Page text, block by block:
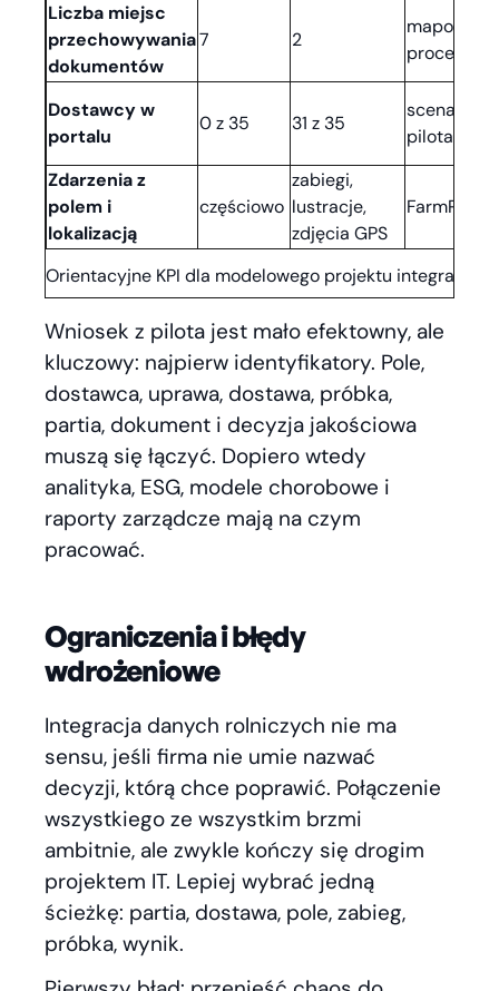
Orientacyjne KPI dla modelowego projektu integracji
Liczba miejsc
przechowywania
dokumentów
7 2
procesu
Dostawcy w
portalu
0 z 35 31 z 35
scenariusz
pilota
Zdarzenia z
polem i
lokalizacją
częściowo
zabiegi,
lustracje,
zdjęcia GPS
FarmPortal
Wniosek z pilota jest mało efektowny, ale
kluczowy: najpierw identyfikatory. Pole,
dostawca, uprawa, dostawa, próbka,
partia, dokument i decyzja jakościowa
muszą się łączyć. Dopiero wtedy
analityka, ESG, modele chorobowe i
raporty zarządcze mają na czym
pracować.
Ograniczenia i błędy
wdrożeniowe
Integracja danych rolniczych nie ma
sensu, jeśli firma nie umie nazwać
decyzji, którą chce poprawić. Połączenie
wszystkiego ze wszystkim brzmi
ambitnie, ale zwykle kończy się drogim
projektem IT. Lepiej wybrać jedną
ścieżkę: partia, dostawa, pole, zabieg,
próbka, wynik.